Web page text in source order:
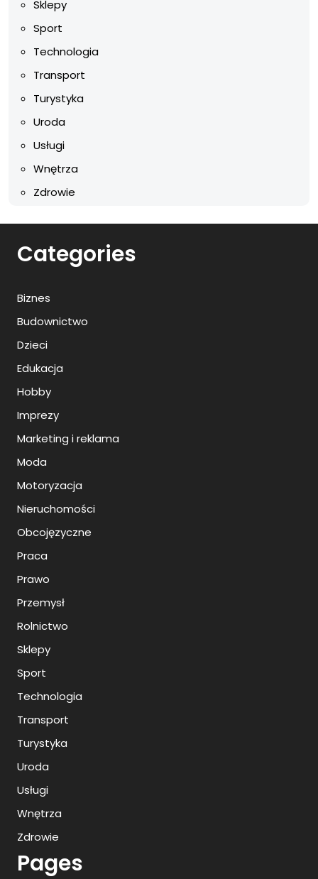
Sklepy
Sport
Technologia
Transport
Turystyka
Uroda
Usługi
Wnętrza
Zdrowie
Categories
Biznes
Budownictwo
Dzieci
Edukacja
Hobby
Imprezy
Marketing i reklama
Moda
Motoryzacja
Nieruchomości
Obcojęzyczne
Praca
Prawo
Przemysł
Rolnictwo
Sklepy
Sport
Technologia
Transport
Turystyka
Uroda
Usługi
Wnętrza
Zdrowie
Pages